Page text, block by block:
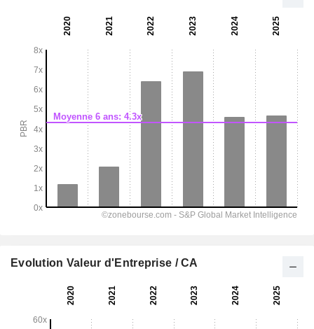
Evolution Valeur d'Entreprise / CA